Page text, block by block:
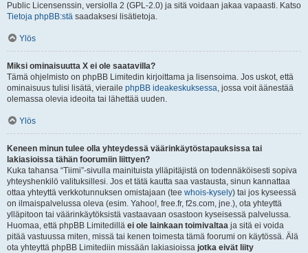
Public Licensenssin, versiolla 2 (GPL-2.0) ja sitä voidaan jakaa vapaasti. Katso
Tietoja phpBB:stä saadaksesi lisätietoja.
Ylös
Miksi ominaisuutta X ei ole saatavilla?
Tämä ohjelmisto on phpBB Limitedin kirjoittama ja lisensoima. Jos uskot, että
ominaisuus tulisi lisätä, vieraile phpBB ideakeskuksessa, jossa voit äänestää
olemassa olevia ideoita tai lähettää uuden.
Ylös
Keneen minun tulee olla yhteydessä väärinkäytöstapauksissa tai
lakiasioissa tähän foorumiin liittyen?
Kuka tahansa “Tiimi”-sivulla mainituista ylläpitäjistä on todennäköisesti sopiva
yhteyshenkilö valituksillesi. Jos et tätä kautta saa vastausta, sinun kannattaa
ottaa yhteyttä verkkotunnuksen omistajaan (tee whois-kysely) tai jos kyseessä
on ilmaispalvelussa oleva (esim. Yahoo!, free.fr, f2s.com, jne.), ota yhteyttä
ylläpitoon tai väärinkäytöksistä vastaavaan osastoon kyseisessä palvelussa.
Huomaa, että phpBB Limitedillä ei ole lainkaan toimivaltaa ja sitä ei voida
pitää vastuussa miten, missä tai kenen toimesta tämä foorumi on käytössä. Älä
ota yhteyttä phpBB Limitediin missään lakiasioissa jotka eivät liity